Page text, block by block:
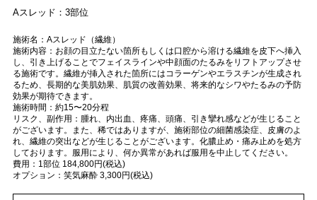
Aスレッド：3部位
施術名：Aスレッド（繊維）
施術内容：お顔の目立たない箇所もしくは口腔から溶ける繊維を皮下へ挿入
し、引き上げることでフェイスラインや中顔面のたるみをリフトアップさせ
る施術です。繊維が挿入された箇所にはコラーゲンやエラスチンが生成され
るため、長期的な美肌効果、肌質の改善効果、将来的なシワやたるみの予防
効果が期待できます。
施術時間：約15〜20分程
リスク、副作用：腫れ、内出血、疼痛、頭痛、引き攣れ感などが生じること
がございます。また、稀ではありますが、施術部位の細菌感染症、皮膚のよ
れ、繊維の突出などが生じることがございます。化膿止め・痛み止めを処方
しております。服用により、何か異常があれば服用を中止してください。
費用：1部位 184,800円(税込)
オプション：笑気麻酔 3,300円(税込)